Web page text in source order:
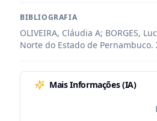
BIBLIOGRAFIA
OLIVEIRA, Cláudia A; BORGES,
Norte do Estado de Pernambuco.
Mais Informações (IA)